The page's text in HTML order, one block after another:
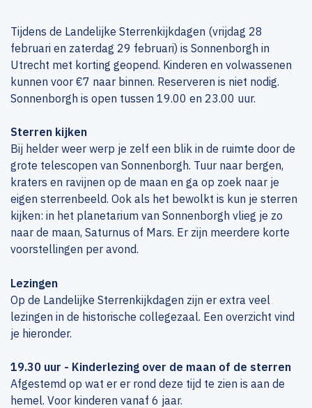
Tijdens de Landelijke Sterrenkijkdagen (vrijdag 28
februari en zaterdag 29 februari) is Sonnenborgh in
Utrecht met korting geopend. Kinderen en volwassenen
kunnen voor €7 naar binnen. Reserveren is niet nodig.
Sonnenborgh is open tussen 19.00 en 23.00 uur.
Sterren kijken
Bij helder weer werp je zelf een blik in de ruimte door de
grote telescopen van Sonnenborgh. Tuur naar bergen,
kraters en ravijnen op de maan en ga op zoek naar je
eigen sterrenbeeld. Ook als het bewolkt is kun je sterren
kijken: in het planetarium van Sonnenborgh vlieg je zo
naar de maan, Saturnus of Mars. Er zijn meerdere korte
voorstellingen per avond.
Lezingen
Op de Landelijke Sterrenkijkdagen zijn er extra veel
lezingen in de historische collegezaal. Een overzicht vind
je hieronder.
19.30 uur - Kinderlezing over de maan of de sterren
Afgestemd op wat er er rond deze tijd te zien is aan de
hemel. Voor kinderen vanaf 6 jaar.